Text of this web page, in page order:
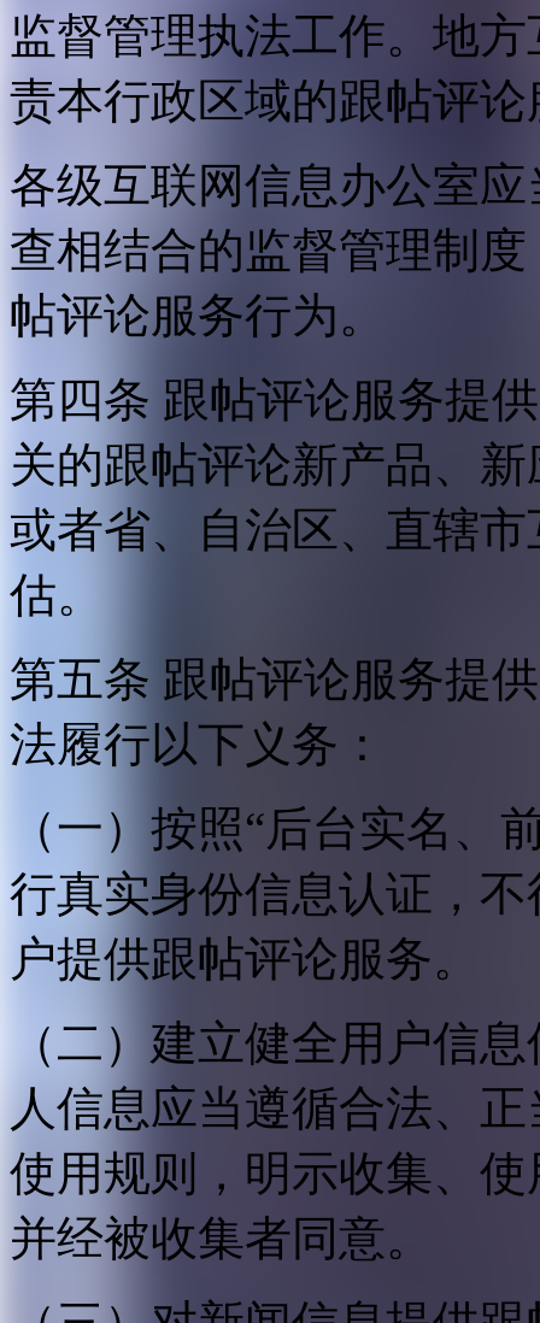
监督管理执法工作。地
责本行政区域的跟帖评
各级互联网信息办公室
查相结合的监督管理制
帖评论服务行为。
第四条 跟帖评论服务提
关的跟帖评论新产品、
或者省、自治区、直辖
估。
第五条 跟帖评论服务提
法履行以下义务：
（一）按照“后台实名、
行真实身份信息认证，
户提供跟帖评论服务。
（二）建立健全用户信
人信息应当遵循合法、
使用规则，明示收集、
并经被收集者同意。